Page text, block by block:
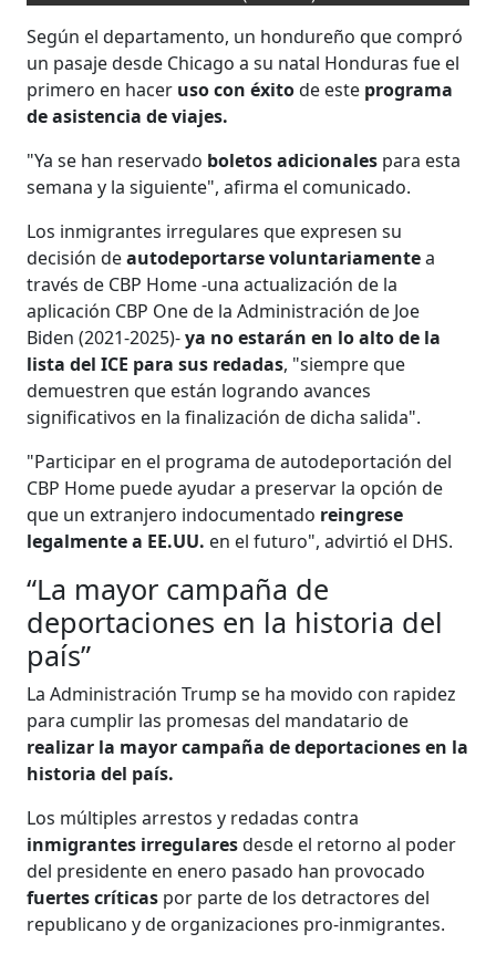
Según el departamento, un hondureño que compró
un pasaje desde Chicago a su natal Honduras fue el
primero en hacer uso con éxitode este programa
de asistencia de viajes.
"Ya se han reservado boletos adicionales para esta
semana y la siguiente", afirma el comunicado.
Los inmigrantes irregulares que expresen su
decisión deautodeportarse voluntariamentea
través de CBP Home -una actualización de la
aplicación CBP One de la Administración de Joe
Biden (2021-2025)-ya no estarán en lo alto de la
lista del ICE para sus redadas, "siempre que
demuestren que están logrando avances
significativos en la finalización de dicha salida".
"Participar en el programa de autodeportación del
CBP Home puede ayudar a preservar la opción de
que un extranjero indocumentado reingrese
legalmente a EE.UU. en el futuro", advirtió el DHS.
“La mayor campaña de
deportaciones en la historia del
país”
La Administración Trump se ha movido con rapidez
para cumplir las promesas del mandatario de
realizar la mayor campaña de deportaciones en la
historia del país.
Los múltiples arrestos y redadas contra
inmigrantes irregularesdesde el retorno al poder
del presidente en enero pasado han provocado
fuertes críticas por parte de los detractores del
republicano y de organizaciones pro-inmigrantes.